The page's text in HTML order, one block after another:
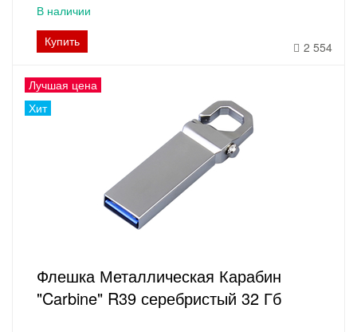
В наличии
Купить
2 554
Лучшая цена
Хит
Флешка Металлическая Карабин
"Carbine" R39 серебристый 32 Гб